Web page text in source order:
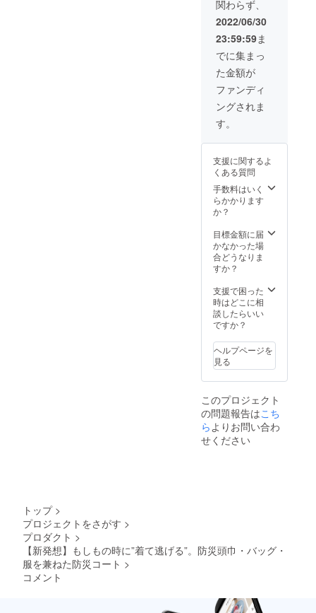
があり
ます。
発送と
なりま
す。中
に入れ
るグッ
ズは付
属して
おりま
せん。
※光の当
ニター
より、
実際の
色味と
異なっ
て見え
があり
ます。
関わらず、
2022/06/30
23:59:59ま
でに集まっ
た金額が
ファンディ
ングされま
す。
支援に関するよ
くある質問
手数料はいく
らかかります
か？
目標金額に届
かなかった場
合どうなりま
すか？
支援で困った
時はどこに相
談したらいい
ですか？
ヘルプページを
見る
このプロジェクト
の問題報告はこち
らよりお問い合わ
せください
トップ >
プロジェクトをさがす >
プロダクト >
【新発想】もしもの時に”着て逃げる”。防災頭巾・バッグ・
服を兼ねた防災コート >
コメント